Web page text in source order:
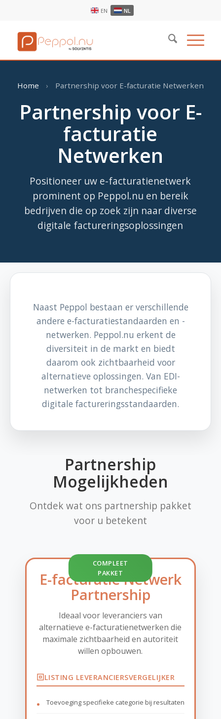
EN NL
Home › Partnership voor E-facturatie Netwerken
Partnership voor E-
facturatie
Netwerken
Positioneer uw e-facturatienetwerk
prominent op Peppol.nu en bereik
bedrijven die op zoek zijn naar diverse
digitale factureringsoplossingen
Naast Peppol bestaan er verschillende
andere e-facturatiestandaarden en -
netwerken. Peppol.nu erkent de
diversiteit in de markt en biedt
daarom ook zichtbaarheid voor
alternatieve oplossingen. Van EDI-
netwerken tot branchespecifieke
digitale factureringsstandaarden.
Partnership
Mogelijkheden
Ontdek wat ons partnership pakket
voor u betekent
COMPLEET
PAKKET
E-facturatie Netwerk
Partnership
Ideaal voor leveranciers van
alternatieve e-facturatienetwerken die
maximale zichtbaarheid en autoriteit
willen opbouwen.
LISTING LEVERANCIERSVERGELIJKER
Toevoeging specifieke categorie bij resultaten